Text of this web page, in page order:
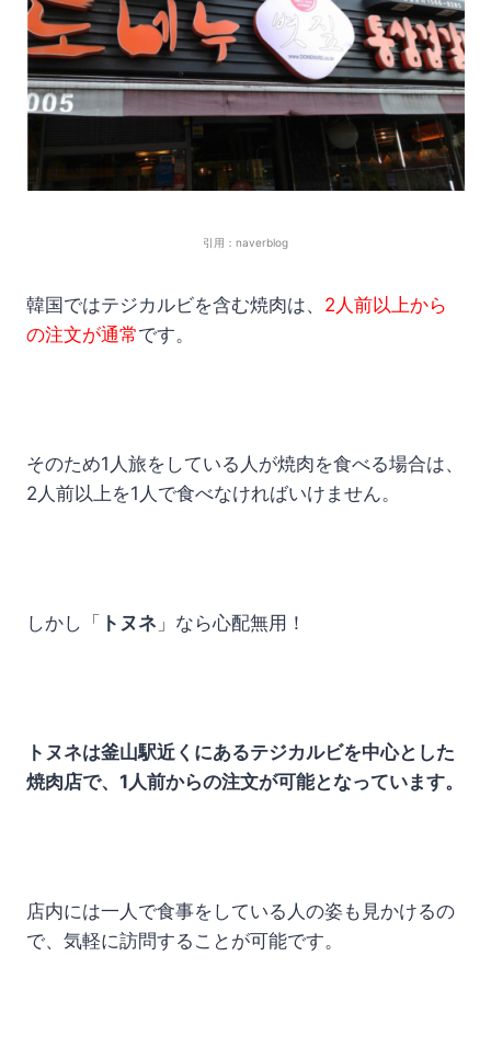
引用：naverblog
韓国ではテジカルビを含む焼肉は、 2人前以上から
の注文が通常です。
そのため1人旅をしている人が焼肉を食べる場合は、
2人前以上を1人で食べなければいけません。
しかし「 トヌネ 」なら心配無用！
トヌネは釜山駅近くにあるテジカルビを中心とした
焼肉店で、1人前からの注文が可能となっています。
店内には一人で食事をしている人の姿も見かけるの
で、気軽に訪問することが可能です。